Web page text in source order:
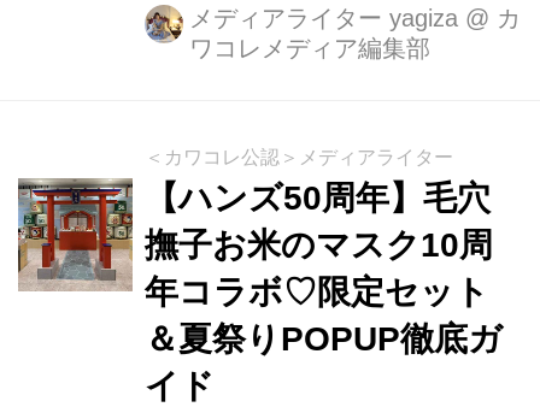
肌になれる」「ハリ感がすごい」と空
前のブームを巻き起こしている
今回は、多くの美容好きを魅了してや
まないアヌアの魅力と、殿堂入りコス
メたちの実力をたっぷりとお届けしま
す！
メディアライター yagiza @ カ
ワコレメディア編集部
＜カワコレ公認＞メディアライター
【ハンズ50周年】毛穴
撫子お米のマスク10周
年コラボ♡限定セット
＆夏祭りPOPUP徹底ガ
イド